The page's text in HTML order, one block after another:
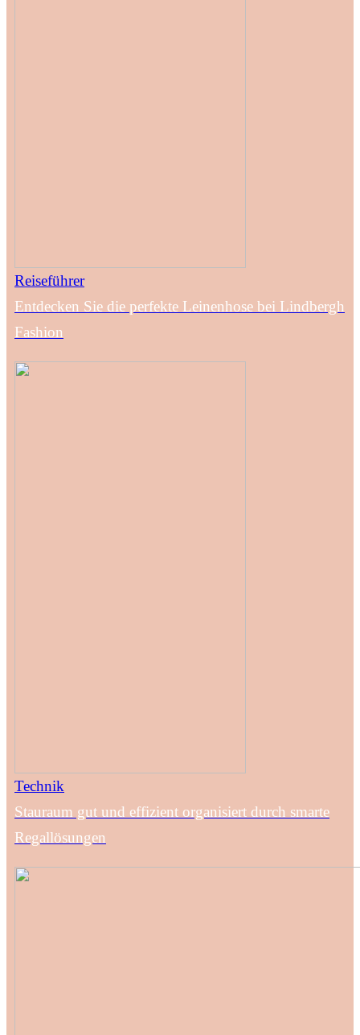
Reiseführer
Entdecken Sie die perfekte Leinenhose bei Lindbergh
Fashion
Technik
Stauraum gut und effizient organisiert durch smarte
Regallösungen